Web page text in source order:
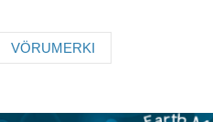
VÖRUMERKI